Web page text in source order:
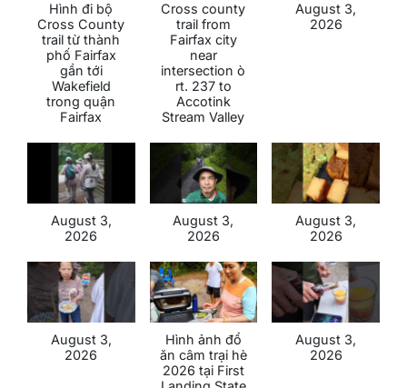
Hình đi bộ
Cross County
trail từ thành
phố Fairfax
gần tới
Wakefield
trong quận
Fairfax
Cross county
trail from
Fairfax city
near
intersection ò
rt. 237 to
Accotink
Stream Valley
August 3,
2026
August 3,
2026
August 3,
2026
August 3,
2026
August 3,
2026
Hình ảnh đổ
ăn câm trại hè
2026 tại First
August 3,
2026